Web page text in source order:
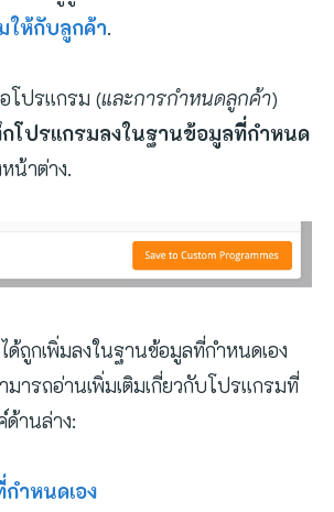
ให้กับลูกค้า.
โปรแกรม (และการกำหนดลูกค้า)
โปรแกรมลงในฐานข้อมูลที่กำหนด
น้าต่าง.
ถูกเพิ่มลงในฐานข้อมูลที่กำหนดเอง
ารถอ่านเพิ่มเติมเกี่ยวกับโปรแกรมที่
ด้านล่าง:
ำหนดเอง